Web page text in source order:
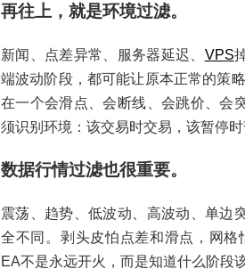
再往上，就是环境过滤。
新闻、点差异常、服务器延迟、 VPS
端波动阶段，都可能让原本正常的策
在一个会滑点、会断线、会跳价、会
须识别环境：该交易时交易，该暂停时
数据行情过滤也很重要。
震荡、趋势、低波动、高波动、单边
全不同。剥头皮怕点差和滑点，网
EA不是永远开火，而是知道什么阶段